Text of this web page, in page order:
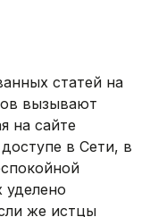
статей на
вызывают
на сайте
в Сети, в
уделено
же истцы